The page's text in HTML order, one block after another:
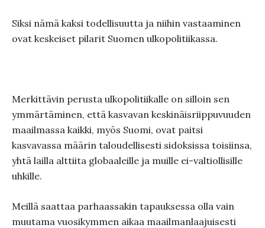
Siksi nämä kaksi todellisuutta ja niihin vastaaminen
ovat keskeiset pilarit Suomen ulkopolitiikassa.
Merkittävin perusta ulkopolitiikalle on silloin sen
ymmärtäminen, että kasvavan keskinäisriippuvuuden
maailmassa kaikki, myös Suomi, ovat paitsi
kasvavassa määrin taloudellisesti sidoksissa toisiinsa,
yhtä lailla alttiita globaaleille ja muille ei-valtiollisille
uhkille.
Meillä saattaa parhaassakin tapauksessa olla vain
muutama vuosikymmen aikaa maailmanlaajuisesti